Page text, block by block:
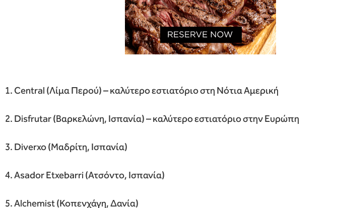
1. Central (Λίμα Περού) – καλύτερο εστιατόριο στη Νότια Αμερική
2. Disfrutar (Βαρκελώνη, Ισπανία) – καλύτερο εστιατόριο στην Ευρώπη
3. Diverxo (Μαδρίτη, Ισπανία)
4. Asador Etxebarri (Ατσόντο, Ισπανία)
5. Alchemist (Κοπενχάγη, Δανία)